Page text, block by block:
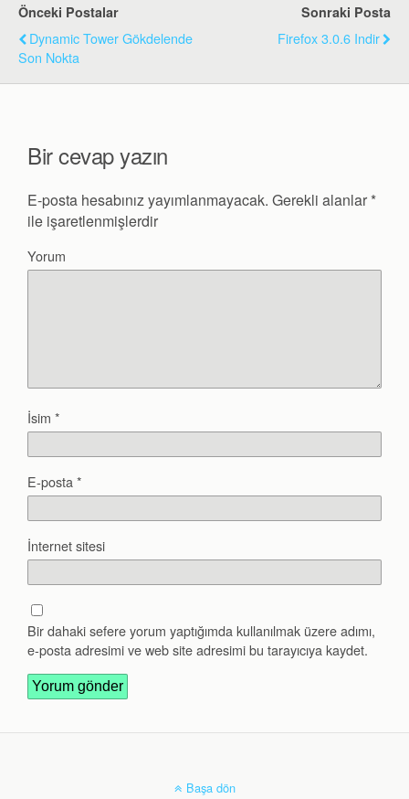
Önceki Postalar
Dynamic Tower Gökdelende
Son Nokta
Sonraki Posta
Firefox 3.0.6 Indir
Bir cevap yazın
E-posta hesabınız yayımlanmayacak. Gerekli alanlar *
ile işaretlenmişlerdir
Yorum
İsim *
E-posta *
İnternet sitesi
Bir dahaki sefere yorum yaptığımda kullanılmak üzere adımı,
e-posta adresimi ve web site adresimi bu tarayıcıya kaydet.
Başa dön